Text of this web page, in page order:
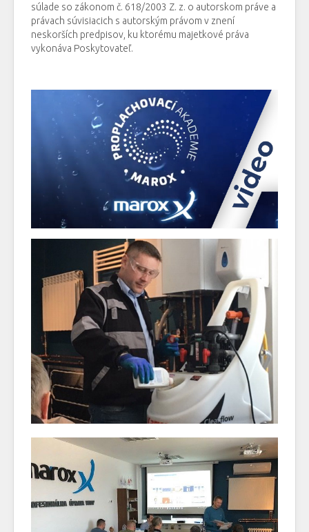
súlade so zákonom č. 618/2003 Z. z. o autorskom práve a
právach súvisiacich s autorským právom v znení
neskorších predpisov, ku ktorému majetkové práva
vykonáva Poskytovateľ.